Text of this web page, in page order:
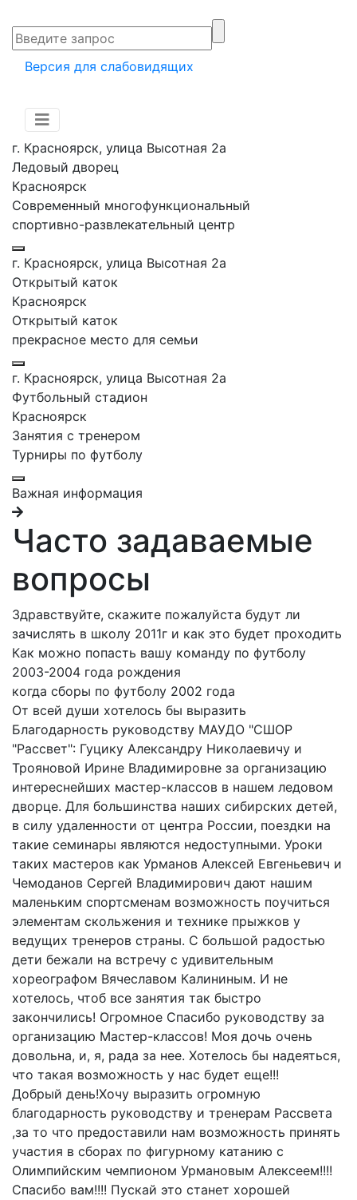
Версия для слабовидящих
г. Красноярск, улица Высотная 2a
Ледовый дворец
Красноярск
Современный многофункциональный
спортивно-развлекательный центр
г. Красноярск, улица Высотная 2a
Открытый каток
Красноярск
Открытый каток
прекрасное место для семьи
г. Красноярск, улица Высотная 2a
Футбольный стадион
Красноярск
Занятия с тренером
Турниры по футболу
Важная информация
Часто задаваемые
вопросы
Здравствуйте, скажите пожалуйста будут ли
зачислять в школу 2011г и как это будет проходить
Как можно попасть вашу команду по футболу
2003-2004 года рождения
когда сборы по футболу 2002 года
От всей души хотелось бы выразить
Благодарность руководству МАУДО "СШОР
"Рассвет": Гуцику Александру Николаевичу и
Трояновой Ирине Владимировне за организацию
интереснейших мастер-классов в нашем ледовом
дворце. Для большинства наших сибирских детей,
в силу удаленности от центра России, поездки на
такие семинары являются недоступными. Уроки
таких мастеров как Урманов Алексей Евгеньевич и
Чемоданов Сергей Владимирович дают нашим
маленьким спортсменам возможность поучиться
элементам скольжения и технике прыжков у
ведущих тренеров страны. С большой радостью
дети бежали на встречу с удивительным
хореографом Вячеславом Калининым. И не
хотелось, чтоб все занятия так быстро
закончились! Огромное Спасибо руководству за
организацию Мастер-классов! Моя дочь очень
довольна, и, я, рада за нее. Хотелось бы надеяться,
что такая возможность у нас будет еще!!!
Добрый день!Хочу выразить огромную
благодарность руководству и тренерам Рассвета
,за то что предоставили нам возможность принять
участия в сборах по фигурному катанию с
Олимпийским чемпионом Урмановым Алексеем!!!!
Спасибо вам!!!! Пускай это станет хорошей